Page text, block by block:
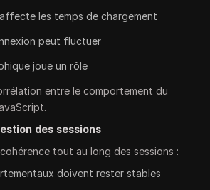
les temps de chargement
peut fluctuer
joue un rôle
entre le comportement du
des sessions
tout au long des sessions :
doivent rester stables